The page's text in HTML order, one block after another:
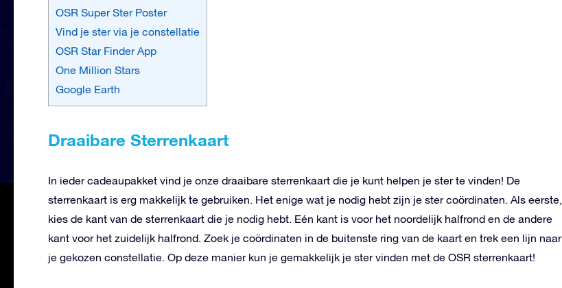
OSR Super Ster Poster
Vind je ster via je constellatie
OSR Star Finder App
One Million Stars
Google Earth
Draaibare Sterrenkaart
In ieder cadeaupakket vind je onze draaibare sterrenkaart die je kunt helpen je ster te vinden! De
sterrenkaart is erg makkelijk te gebruiken. Het enige wat je nodig hebt zijn je ster coördinaten. Als eerste,
kies de kant van de sterrenkaart die je nodig hebt. Eén kant is voor het noordelijk halfrond en de andere
kant voor het zuidelijk halfrond. Zoek je coördinaten in de buitenste ring van de kaart en trek een lijn naar
je gekozen constellatie. Op deze manier kun je gemakkelijk je ster vinden met de OSR sterrenkaart!